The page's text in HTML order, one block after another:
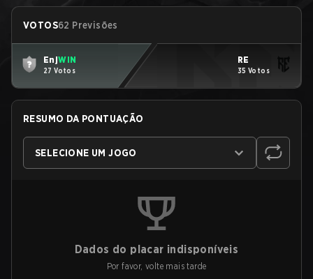
VOTOS62 Previsões
EnjWIN
27 Votos
RE
35 Votos
RESUMO DA PONTUAÇÃO
SELECIONE UM JOGO
Dados do placar indisponíveis
Por favor, volte mais tarde